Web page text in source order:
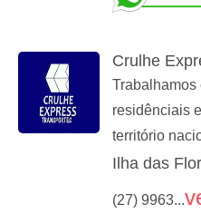
Crulhe
Trabalhamos
residênciais
território
Ilha das
(27) 9963...